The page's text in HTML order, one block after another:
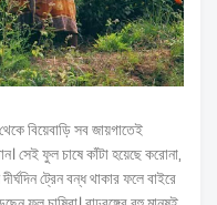
বিয়েবাড়ি সব জায়গাতেই
সেই ফুল চাষে কাঁটা হয়েছে করোনা,
ট্রেন বন্ধ থাকার ফলে বাইরে